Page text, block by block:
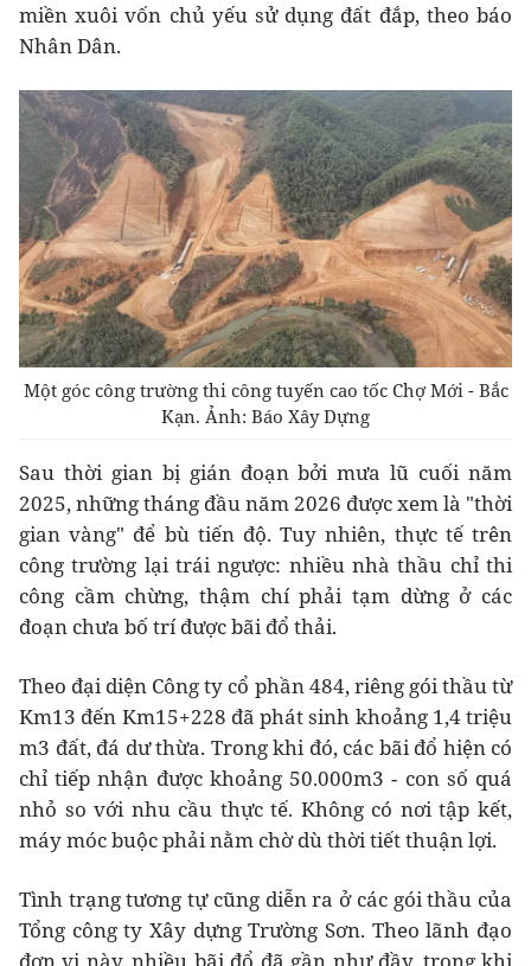
miền xuôi vốn chủ yếu sử dụng đất đắp, theo báo
Nhân Dân.
Một góc công trường thi công tuyến cao tốc Chợ Mới - Bắc
Kạn. Ảnh: Báo Xây Dựng
Sau thời gian bị gián đoạn bởi mưa lũ cuối năm
2025, những tháng đầu năm 2026 được xem là "thời
gian vàng" để bù tiến độ. Tuy nhiên, thực tế trên
công trường lại trái ngược: nhiều nhà thầu chỉ thi
công cầm chừng, thậm chí phải tạm dừng ở các
đoạn chưa bố trí được bãi đổ thải.
Theo đại diện Công ty cổ phần 484, riêng gói thầu từ
Km13 đến Km15+228 đã phát sinh khoảng 1,4 triệu
m3 đất, đá dư thừa. Trong khi đó, các bãi đổ hiện có
chỉ tiếp nhận được khoảng 50.000m3 - con số quá
nhỏ so với nhu cầu thực tế. Không có nơi tập kết,
máy móc buộc phải nằm chờ dù thời tiết thuận lợi.
Tình trạng tương tự cũng diễn ra ở các gói thầu của
Tổng công ty Xây dựng Trường Sơn. Theo lãnh đạo